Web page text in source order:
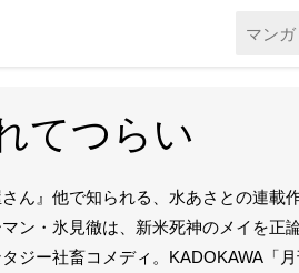
てつらい
さん』他で知られる、水あさとの連
ン・氷見徹は、新米死神のメイを正
ジー社畜コメディ。KADOKAWA「